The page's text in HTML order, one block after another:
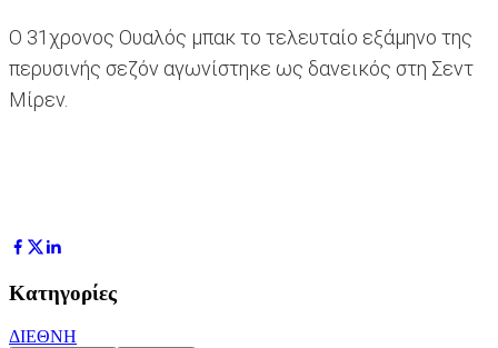
Ο 31χρονος Ουαλός μπακ το τελευταίο εξάμηνο της
περυσινής σεζόν αγωνίστηκε ως δανεικός στη Σεντ
Μίρεν.
Κατηγορίες
ΔΙΕΘΝΗ